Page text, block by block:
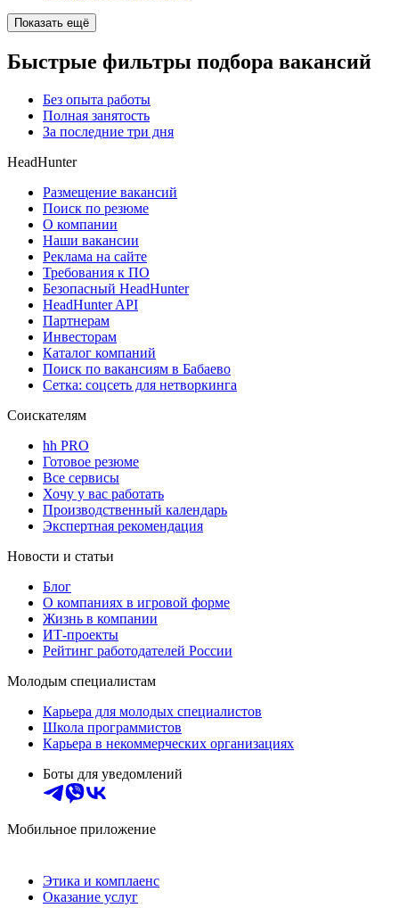
Показать ещё
Быстрые фильтры подбора вакансий
Без опыта работы
Полная занятость
За последние три дня
HeadHunter
Размещение вакансий
Поиск по резюме
О компании
Наши вакансии
Реклама на сайте
Требования к ПО
Безопасный HeadHunter
HeadHunter API
Партнерам
Инвесторам
Каталог компаний
Поиск по вакансиям в Бабаево
Сетка: соцсеть для нетворкинга
Соискателям
hh PRO
Готовое резюме
Все сервисы
Хочу у вас работать
Производственный календарь
Экспертная рекомендация
Новости и статьи
Блог
О компаниях в игровой форме
Жизнь в компании
ИТ-проекты
Рейтинг работодателей России
Молодым специалистам
Карьера для молодых специалистов
Школа программистов
Карьера в некоммерческих организациях
Боты для уведомлений
Мобильное приложение
Этика и комплаенс
Оказание услуг